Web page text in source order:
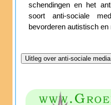
schendingen en het
soort anti-sociale
bevorderen autistisch